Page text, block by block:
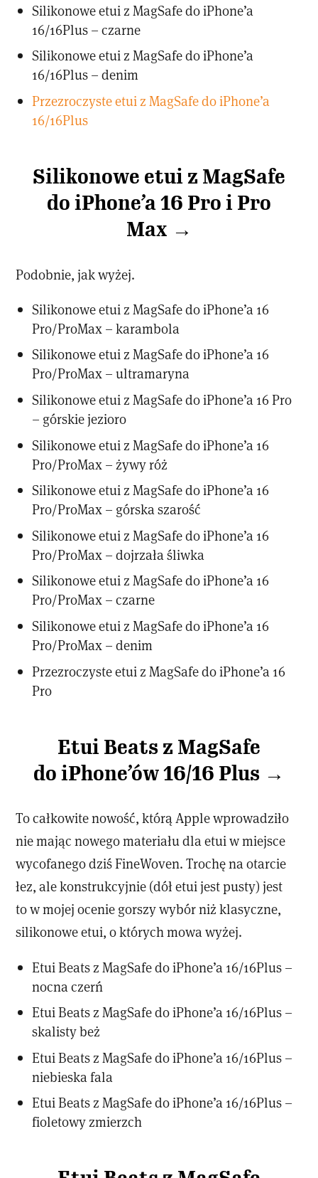
Silikonowe etui z MagSafe do iPhone’a
16/16Plus – czarne
Silikonowe etui z MagSafe do iPhone’a
16/16Plus – denim
Przezroczyste etui z MagSafe do iPhone’a
16/16Plus
Silikonowe etui z MagSafe
do iPhone’a 16 Pro i Pro
Max →
Podobnie, jak wyżej.
Silikonowe etui z MagSafe do iPhone’a 16
Pro/ProMax – karambola
Silikonowe etui z MagSafe do iPhone’a 16
Pro/ProMax – ultramaryna
Silikonowe etui z MagSafe do iPhone’a 16 Pro
– górskie jezioro
Silikonowe etui z MagSafe do iPhone’a 16
Pro/ProMax – żywy róż
Silikonowe etui z MagSafe do iPhone’a 16
Pro/ProMax – górska szarość
Silikonowe etui z MagSafe do iPhone’a 16
Pro/ProMax – dojrzała śliwka
Silikonowe etui z MagSafe do iPhone’a 16
Pro/ProMax – czarne
Silikonowe etui z MagSafe do iPhone’a 16
Pro/ProMax – denim
Przezroczyste etui z MagSafe do iPhone’a 16
Pro
Etui Beats z MagSafe
do iPhone’ów 16/16 Plus →
To całkowite nowość, którą Apple wprowadziło
nie mając nowego materiału dla etui w miejsce
wycofanego dziś FineWoven. Trochę na otarcie
łez, ale konstrukcyjnie (dół etui jest pusty) jest
to w mojej ocenie gorszy wybór niż klasyczne,
silikonowe etui, o których mowa wyżej.
Etui Beats z MagSafe do iPhone’a 16/16Plus –
nocna czerń
Etui Beats z MagSafe do iPhone’a 16/16Plus –
skalisty beż
Etui Beats z MagSafe do iPhone’a 16/16Plus –
niebieska fala
Etui Beats z MagSafe do iPhone’a 16/16Plus –
fioletowy zmierzch